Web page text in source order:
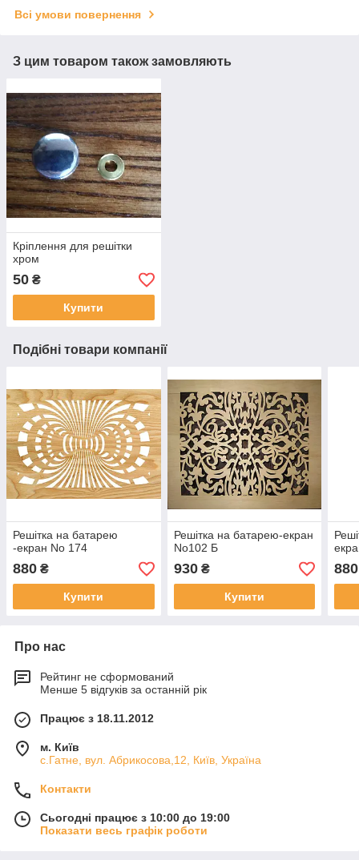
Всі умови повернення
З цим товаром також замовляють
Кріплення для решітки
хром
50 ₴
Купити
Подібні товари компанії
Решітка на батарею
-екран No 174
880 ₴
Купити
Решітка на батарею-екран
No102 Б
930₴
Купити
880
Про нас
Рейтинг не сформований
Менше 5 відгуків за останній рік
Працює з 18.11.2012
м. Київ
с.Гатне, вул. Абрикосова,12, Київ, Україна
Контакти
Сьогодні працює з 10:00 до 19:00
Показати весь графік роботи